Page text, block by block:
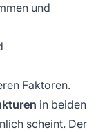
und
Faktoren.
in beiden
scheint. Der